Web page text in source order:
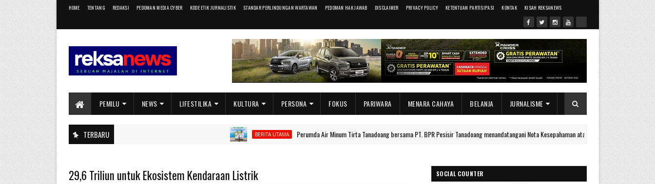
HOME TENTANG REDAKSI PEDOMAN MEDIA CYBER KODE ETIK JURNALISTIK STANDAR PERLINDUNGAN WARTAWAN PEDOMAN HAK JAWAB DISCLAIMER PRIVACY POLICY KETENTUAN PARTISIPASI KONTAK KISAH REKSANEWS
PEMILU NEWS LIFESTILIKA KULTURA PERSONA FOKUS PARIWARA MENARA CAHAYA BELANJA JURNALISME
TERBARU BERITA UTAMA Perumda Air Minum Tirta Tanadoang bersama PT. BPR Pesisir Tanadoang menandatangani Nota Kesepahaman atau Memorandum of Understanding
29,6 Triliun untuk Ekosistem Kendaraan Listrik SOCIAL COUNTER